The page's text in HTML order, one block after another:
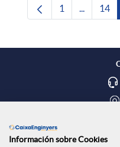
Página
1 ...Páginas
14
Información sobre Cookies